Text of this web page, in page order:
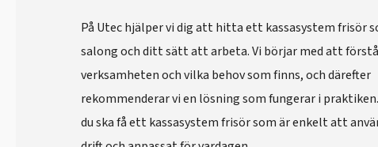
På Utec hjälper vi dig att hitta ett kassasystem frisör
salong och ditt sätt att arbeta. Vi börjar med att förstå
verksamheten och vilka behov som finns, och därefter
rekommenderar vi en lösning som fungerar i
du ska få ett kassasystem frisör som är enkelt att